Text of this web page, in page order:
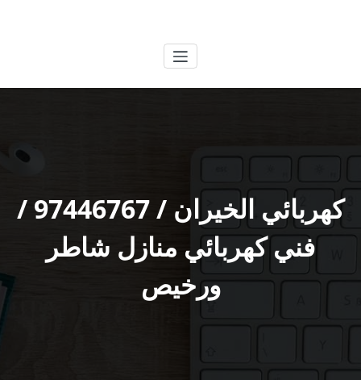
كهربائي الخيران / 97446767 /
فني كهربائي منازل شاطر
ورخيص